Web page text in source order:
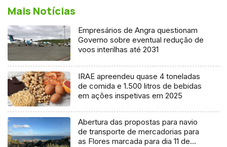
Mais Notícias
Empresários de Angra questionam
Governo sobre eventual redução de
voos interilhas até 2031
IRAE apreendeu quase 4 toneladas
de comida e 1.500 litros de bebidas
em ações inspetivas em 2025
Abertura das propostas para navio
de transporte de mercadorias para
as Flores marcada para dia 11 de